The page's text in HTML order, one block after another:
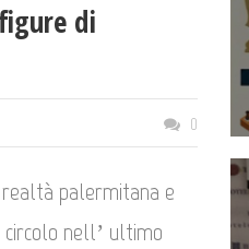
di
0
realtà palermitana e
nell’ ultimo